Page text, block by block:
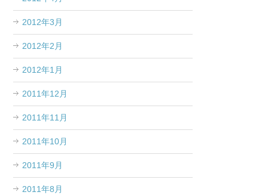
2012年3月
2012年2月
2012年1月
2011年12月
2011年11月
2011年10月
2011年9月
2011年8月